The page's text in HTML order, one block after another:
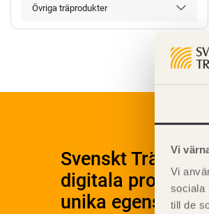
Vi
Vi
sociala
till de
Övriga träprodukter
Svenskt Träs
digitala
unika